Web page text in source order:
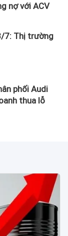
nợ với ACV
7: Thị trường
phối Audi
thua lỗ